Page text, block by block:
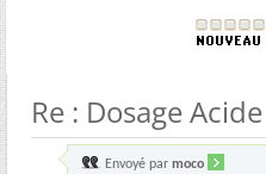
Re : Dosage
Envoyé par moco